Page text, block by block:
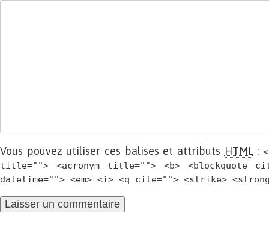
Vous pouvez utiliser ces balises et attributs HTML:
title=""> <acronym title=""> <b> <blockquote
datetime=""> <em> <i> <q cite=""> <strike>